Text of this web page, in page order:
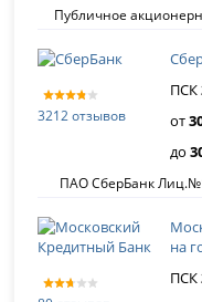
Публичное
3212 отзывов
ПСК
от
до
ПАО СберБанк
на
ПСК